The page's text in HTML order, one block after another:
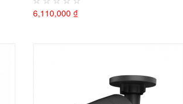
6,110,000 ₫